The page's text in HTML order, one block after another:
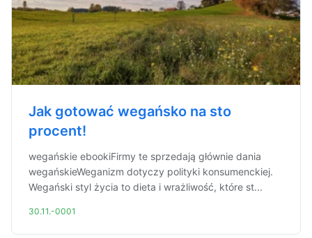
Jak gotować wegańsko na sto
procent!
wegańskie ebookiFirmy te sprzedają głównie dania
wegańskieWeganizm dotyczy polityki konsumenckiej.
Wegański styl życia to dieta i wrażliwość, które st...
30.11.-0001